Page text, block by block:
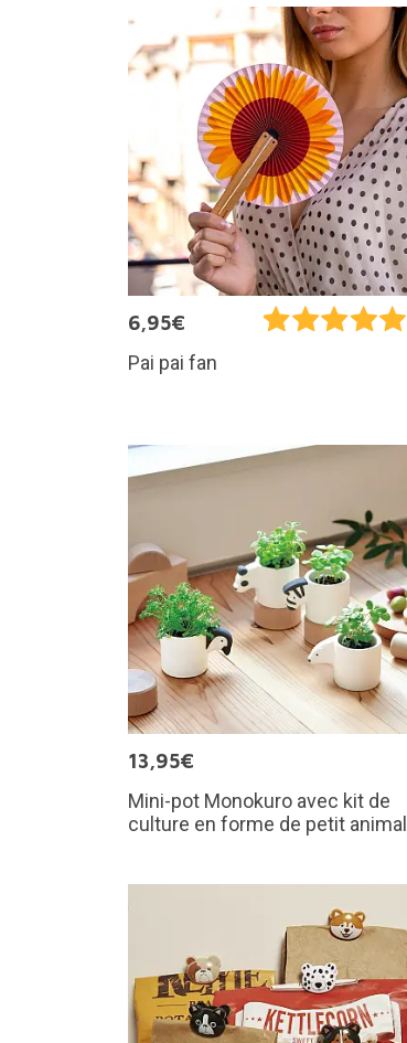
6,95€
Pai pai fan
13,95€
Mini-pot Monokuro avec kit de
culture en forme de petit animal